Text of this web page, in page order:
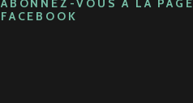
ABONNEZ-VOUS À LA PAGE
FACEBOOK